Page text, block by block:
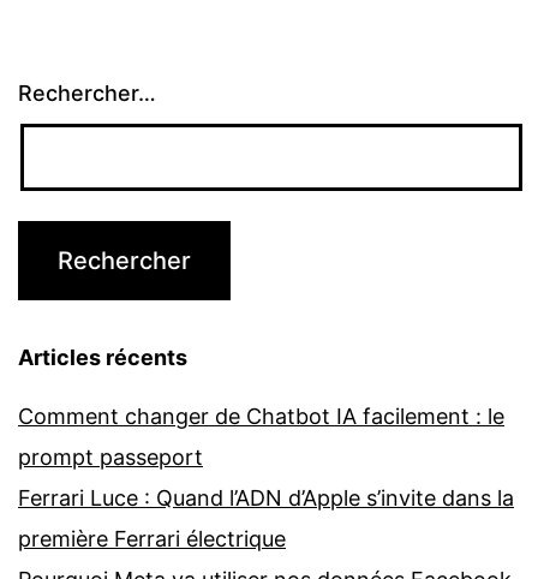
Rechercher…
Articles récents
Comment changer de Chatbot IA facilement : le
prompt passeport
Ferrari Luce : Quand l’ADN d’Apple s’invite dans la
première Ferrari électrique